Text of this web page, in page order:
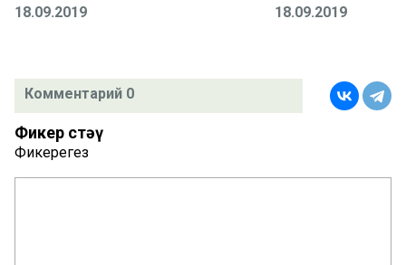
18.09.2019 18.09.2019
Комментарий 0
Фикер өстәү
Фикерегез